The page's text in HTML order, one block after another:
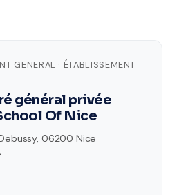
GENERAL · ÉTABLISSEMENT
général privée
Of Nice
06200 Nice